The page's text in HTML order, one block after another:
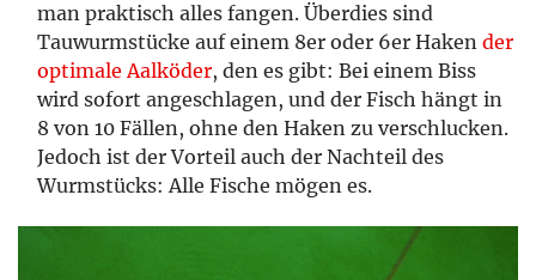
man praktisch alles fangen. Überdies sind
Tauwurmstücke auf einem 8er oder 6er Haken der
optimale Aalköder, den es gibt: Bei einem Biss
wird sofort angeschlagen, und der Fisch hängt in
8 von 10 Fällen, ohne den Haken zu verschlucken.
Jedoch ist der Vorteil auch der Nachteil des
Wurmstücks: Alle Fische mögen es.